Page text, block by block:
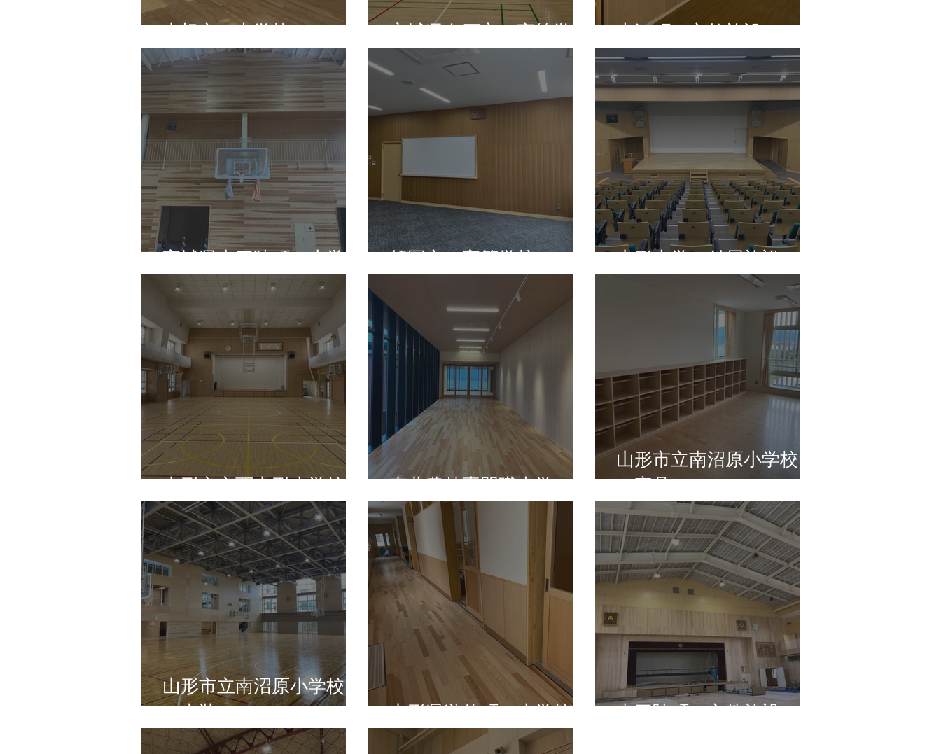
東根市 中学校 宮城県白石市 高等学校 大江町 文教施設
宮城県南三陸町 小学校 鶴岡市 高等学校 山形大学 付属施設
山形市立西山形小学校 東北農林専門職大学
山形市立南沼原小学校
（家具）
山形市立南沼原小学校
（内装）
山形県遊佐町 小学校 南三陸町 文教施設